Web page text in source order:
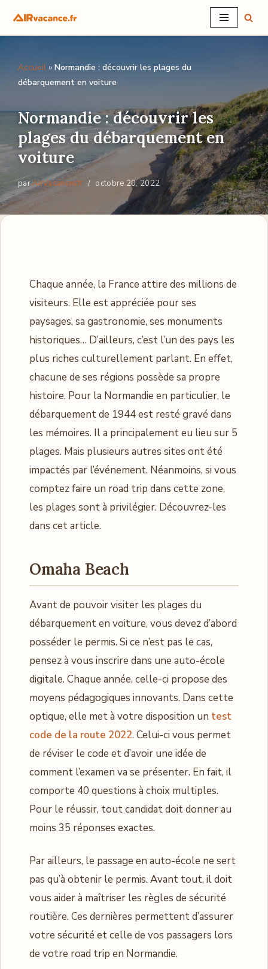
Aller
contenu
Accueil » Normandie : découvrir les plages du
débarquement en voiture
Normandie : découvrir les
plages du débarquement en
voiture
parAirVacancesfr octobre 20, 2022
Chaque année, la France attire des millions de
visiteurs. Elle est appréciée pour ses
paysages, sa gastronomie, ses monuments
historiques… D’ailleurs, c’est l’un des pays les
plus riches culturellement parlant. En effet,
chacune de ses régions possède sa propre
histoire. Pour la Normandie en particulier, le
débarquement de 1944 est resté gravé dans
les mémoires. Il a principalement eu lieu sur 5
plages. Mais plusieurs autres sites ont été
impactés par l’événement. Néanmoins, si vous
comptez faire un road trip dans cette zone,
les plages sont à privilégier. Découvrez-les
dans cet article.
Omaha Beach
Avant de pouvoir visiter les plages du
débarquement en voiture, vous devez d’abord
posséder le permis. Si ce n’est pas le cas,
pensez à vous inscrire dans une auto-école
digitale. Chaque année, celle-ci propose des
moyens pédagogiques innovants. Dans cette
optique, elle met à votre disposition un test
code de la route 2022. Celui-ci vous permet
de réviser le code et d’avoir une idée de
comment l’examen va se présenter. En fait, il
comporte 40 questions à choix multiples.
Pour le réussir, tout candidat doit donner au
moins 35 réponses exactes.
Par ailleurs, le passage en auto-école ne sert
pas qu’à obtenir le permis. Avant tout, il doit
vous aider à maîtriser les règles de sécurité
routière. Ces dernières permettent d’assurer
votre sécurité et celle de vos passagers lors
de votre road trip en Normandie.